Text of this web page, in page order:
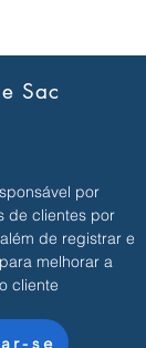
Sac
por
de clientes por
de registrar e
melhorar a
cliente
se